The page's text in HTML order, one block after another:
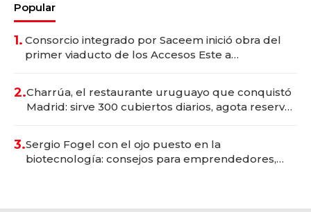
Popular
1. Consorcio integrado por Saceem inició obra del
primer viaducto de los Accesos Este a
2.Charrúa, el restaurante uruguayo que conquistó
Madrid: sirve 300 cubiertos diarios, agota reservas
3.Sergio Fogel con el ojo puesto en la
biotecnología: consejos para emprendedores,